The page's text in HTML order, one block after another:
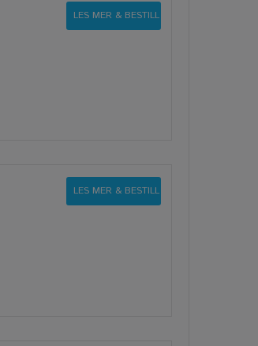
LES MER & BESTILL
LES MER & BESTILL